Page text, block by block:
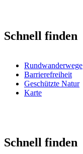
Schnell finden
Rundwanderwege
Barrierefreiheit
Geschützte Natur
Karte
Schnell finden